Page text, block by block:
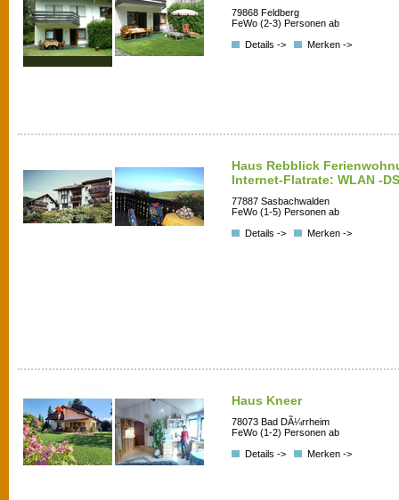
79868 Feldberg
FeWo (2-3) Personen ab
Details ->
Merken ->
Haus Rebblick
Internet-Flatrate: WLAN -
77887 Sasbachwalden
FeWo (1-5) Personen ab
Details ->
Merken ->
Haus Kneer
78073 Bad DÃ¼rrheim
FeWo (1-2) Personen ab
Details ->
Merken ->